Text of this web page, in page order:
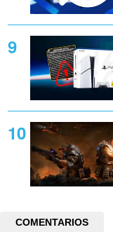
COMENTARIOS